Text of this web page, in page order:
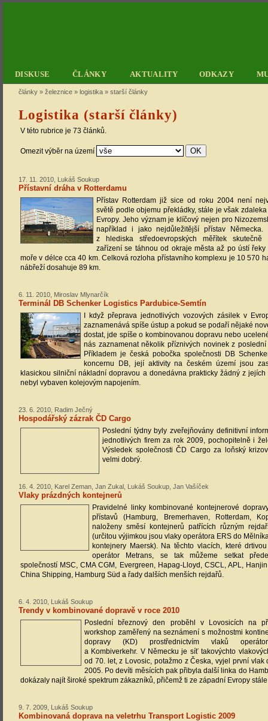
DISKUSE ČLÁNKY AKTUALITY ODKAZY
články » železnice » logistika » starší články
Logistika (starší články)
V této rubrice je 73 článků.
Omezit výběr na území
17. 11. 2010, Lukáš Soukup
Přístavní dráha v Rotterdamu
Přístav Rotterdam již sice od roku 2004 není
světě podle objemu překládky, stále je však
Evropy. Jeho význam je klíčový nejen pro
například i jako nejdůležitější přístav Německa.
z hlediska středoevropských měřítek skutečně
zařízení se táhnou od okraje města až po ústí
moře v délce cca 40 km. Celková rozloha přístavního komplexu je 10 570
nábřeží dosahuje 89 km.
6. 11. 2010, Miroslav Mlynarčík
Terminál DB Schenker Logistics Pardubice-Semtín
I když přeprava jednotlivých vozových zásilek v
zaznamenává spíše ústup a pokud se podaří nějaké
dostat, jde spíše o kombinovanou dopravu nebo
nás zaznamenat několik příznivých novinek z
Příkladem je česká pobočka společnosti DB
koncernu DB, její aktivity na českém území jsou
klasickou silniční nákladní dopravou a donedávna prakticky žádný z
nebyl vybaven kolejovým napojením.
23. 6. 2010, Radim Ječný
Hospodářský zázrak ČD Cargo
Poslední týdny byly zveřejňovány definitivní
jednotlivých firem za rok 2009, pochopitelně i
Výsledek společnosti ČD Cargo za loňský
velmi dobrý.
16. 4. 2010, Karel Zeman, Jan Zukal, Lukáš Soukup, Jan Vašíček
Vlaky prázdných kontejnerů
Pravidelné linky kombinované kontejnerové
přístavů (Hamburg, Bremerhaven, Rotterdam,
naloženy směsí kontejnerů patřících různým
(určitou výjimkou jsou vlaky operátora ERS do
kontejnery Maersk). Na těchto vlacích, které
operátor Metrans, se tak můžeme setkat
společností MSC, CMA CGM, Evergreen, Hapag-Lloyd, CSCL, APL,
China Shipping, Hamburg Süd a řady dalších menších rejdařů.
6. 4. 2010, Lukáš Soukup
Trendy v kombinované dopravě v roce 2010
Poslední březnový den proběhl v Lovosicích na
workshop zaměřený na seznámení s možnostmi
dopravy (KD) prostřednictvím vlaků
a Kombiverkehr. V Německu je síť takovýchto
od 70. let, z Lovosic, potažmo z Česka, vyjel první vlak
2005. Po devíti měsících pak přibyla další linka do
dokázaly najít široké spektrum zákazníků, přičemž ti ze západní Evropy
9. 7. 2009, Lukáš Soukup
Kombinovaná doprava na veletrhu Transport Logistic 2009